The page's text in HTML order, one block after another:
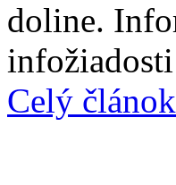
doline.
Celý článok